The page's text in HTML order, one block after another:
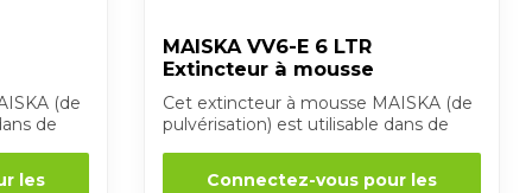
(de
de
les
MAISKA VV6-E 6 LTR
Extincteur à mousse
Cet extincteur à mousse MAISKA (de
pulvérisation) est utilisable dans de
Connectez-vous pour les